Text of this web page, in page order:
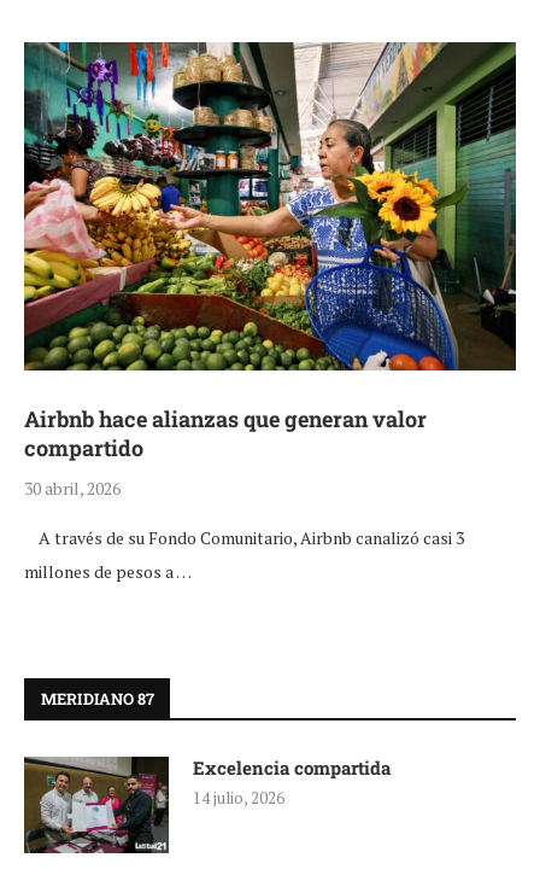
Airbnb hace alianzas que generan valor
compartido
30 abril, 2026
A través de su Fondo Comunitario, Airbnb canalizó casi 3
millones de pesos a …
MERIDIANO 87
Excelencia compartida
14 julio, 2026